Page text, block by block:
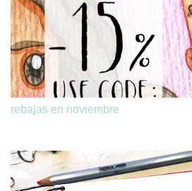
rebajas en noviembre